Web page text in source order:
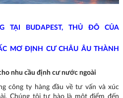
TẠI BUDAPEST, THỦ ĐÔ CỦA
MƠ ĐỊNH CƯ CHÂU ÂU THÀNH
nhu cầu định cư nước ngoài
công ty hàng đầu về tư vấn và xúc
Chúng tôi tự hào là một điểm đến